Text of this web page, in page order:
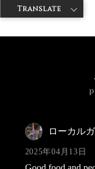
神戸牛ダイヤ > 神戸牛
ローカル
2025年04月13日
Translate